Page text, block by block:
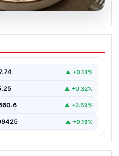
Yulaf kepekli
ve sebze sotesi
Dokunuş: Yulaf Kepekli▲ +0.18%
▲ +0.32%
▲ +2.59%
▲ +0.16%